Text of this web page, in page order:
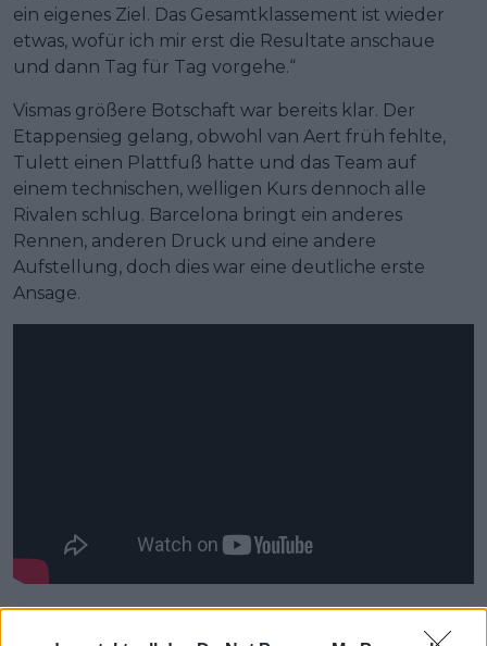
ein eigenes Ziel. Das Gesamtklassement ist wieder
etwas, wofür ich mir erst die Resultate anschaue
und dann Tag für Tag vorgehe.“
Vismas größere Botschaft war bereits klar. Der
Etappensieg gelang, obwohl van Aert früh fehlte,
Tulett einen Plattfuß hatte und das Team auf
einem technischen, welligen Kurs dennoch alle
Rivalen schlug. Barcelona bringt ein anderes
Rennen, anderen Druck und eine andere
Aufstellung, doch dies war eine deutliche erste
Ansage.